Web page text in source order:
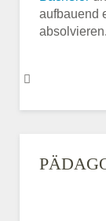
aufbauend
absolvieren.